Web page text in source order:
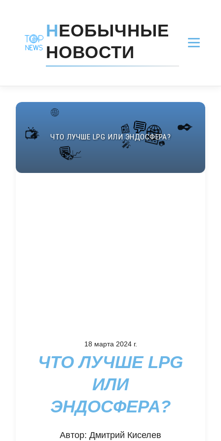
НЕОБЫЧНЫЕ
НОВОСТИ
18 марта 2024 г.
ЧТО ЛУЧШЕ LPG
ИЛИ
ЭНДОСФЕРА?
Автор: Дмитрий Киселев